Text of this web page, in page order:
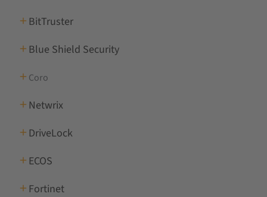
BitTruster
Blue Shield Security
Coro
Netwrix
DriveLock
ECOS
Fortinet